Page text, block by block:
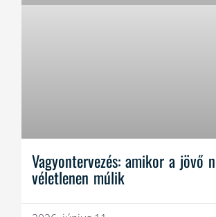
Vagyontervezés: amikor a jövő
véletlenen múlik